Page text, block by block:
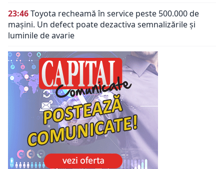
23:46Toyota recheamă în service peste 500.000 de
mașini. Un defect poate dezactiva semnalizările și
luminile de avarie